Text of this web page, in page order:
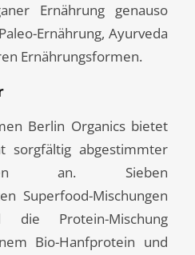
Ernährung genauso
Ernährung, Ayurveda
Ernährungsformen.
Berlin Organics bietet
sorgfältig abgestimmter
an. Sieben
Superfood-Mischungen
Protein-Mischung
Bio-Hanfprotein und